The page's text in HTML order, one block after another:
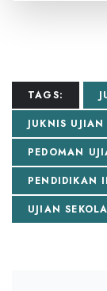
TAGS:
JUKNIS
PEDOMAN
PENDIDIKAN
UJIAN